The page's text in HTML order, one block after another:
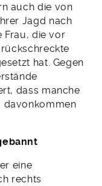
auch die von
Jagd nach
Frau, die vor
hat. Gegen
dass manche
davonkommen
eine
rechts